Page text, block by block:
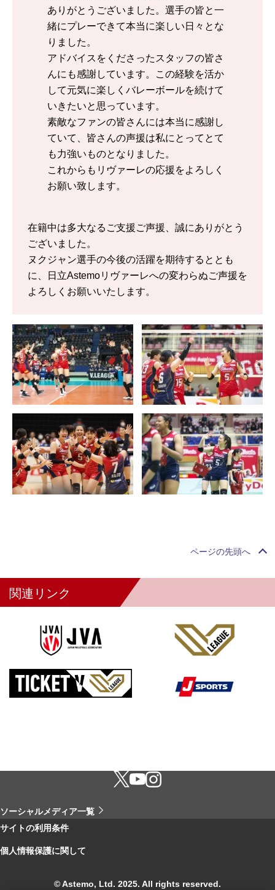
ありがとうございました。選手の皆と一
緒にプレーできて本当に楽しい日々とな
りました。
アドバイスをくださったスタッフの皆さ
んにも感謝しています。この経験を活か
して元気に楽しくバレーボールを続けて
いきたいと思っています。
素敵なファンの皆さんには本当に感謝し
ていて、皆さんの声援は私にとってとて
も力強いものとなりました。
これからもリヴァーレの応援をよろしく
お願い致します。
在籍中は多大なるご支援ご声援、誠にありがとう
ございました。
ヌクジャン選手の今後の活躍を期待するととも
に、日立Astemoリヴァーレへの変わらぬご声援を
よろしくお願いいたします。
ページの先頭へ
関連リンク
ソーシャルメディア一覧
サイトの利用条件
個人情報保護に関して
© Astemo, Ltd. 2025. All rights reserved.